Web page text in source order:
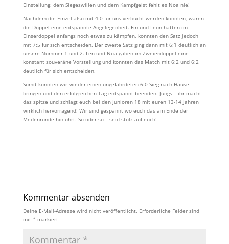
Einstellung, dem Siegeswillen und dem Kampfgeist fehlt es Noa nie!
Nachdem die Einzel also mit 4:0 für uns verbucht werden konnten, waren
die Doppel eine entspannte Angelegenheit. Fin und Leon hatten im
Einserdoppel anfangs noch etwas zu kämpfen, konnten den Satz jedoch
mit 7:5 für sich entscheiden. Der zweite Satz ging dann mit 6:1 deutlich an
unsere Nummer 1 und 2. Len und Noa gaben im Zweierdoppel eine
konstant souveräne Vorstellung und konnten das Match mit 6:2 und 6:2
deutlich für sich entscheiden.
Somit konnten wir wieder einen ungefährdeten 6:0 Sieg nach Hause
bringen und den erfolgreichen Tag entspannt beenden. Jungs – ihr macht
das spitze und schlagt euch bei den Junioren 18 mit euren 13-14 Jahren
wirklich hervorragend! Wir sind gespannt wo euch das am Ende der
Medenrunde hinführt. So oder so – seid stolz auf euch!
Kommentar absenden
Deine E-Mail-Adresse wird nicht veröffentlicht. Erforderliche Felder sind
mit * markiert